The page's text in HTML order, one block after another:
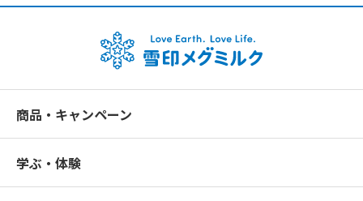
商品・キャンペーン
学ぶ・体験